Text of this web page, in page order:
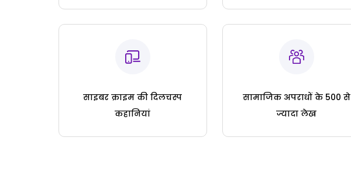
साइबर क्राइम की दिलचस्प
कहानियां
सामाजिक अपराधों के 500 से
ज्यादा लेख